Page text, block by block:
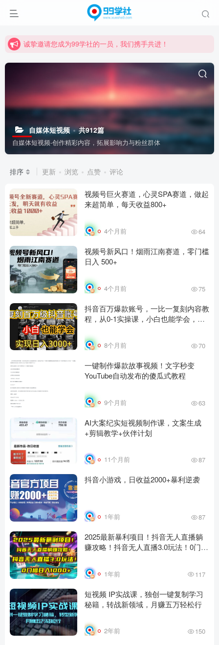
诚挚邀请您成为99学社的一员，我们携手共进！
诚挚邀请您成为99学社的一员，我们携手共进！
学习路上不孤独，99学社与你同行！分享全网优质VIP资源，炒股教程、创业教程、网络营销教程、自媒体短视频教程等，长期更新各大精品创业项目！
自媒体短视频 共912篇
自媒体短视频-创作精彩内容，拓展影响力与粉丝群体
排序 更新 浏览 点赞 评论
视频号巨火赛道，心灵SPA赛道，做起
来超简单，每天收益800+
4个月前 64
视频号新风口！烟雨江南赛道，零门槛
日入 500+
4个月前 75
抖音百万爆款账号，一比一复刻内容教
程，从0-1实操课，小白也能学会，复
8个月前 70
一键制作爆款故事视频！文字秒变
YouTube自动发布的傻瓜式教程
9个月前 63
AI大案纪实短视频制作课，文案生成
+剪辑教学+伙伴计划
11个月前 87
抖音小游戏，日收益2000+暴利逆袭
1年前 87
2025最新暴利项目！抖音无人直播躺
赚攻略！抖音无人直播3.0玩法！0门
1年前 117
短视频 IP实战课，独创一键复制学习
秘籍，转战新领域，月赚五万轻松行
2年前 150